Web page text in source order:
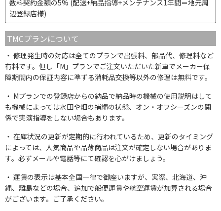
数料契約金額の5% (配送+納品指導+メンテナンス1年間＝地元周
辺登録店様)
TMCプランについて
修理発生時の対応は全てのプランで出張料、部品代、修理料など
有料です。但し「M」プランでご注文いただいた新車でメーカー保
障期間内の保証内容に準ずる消耗品交換等以外の修理は無料です。
Mプランでの登録店からの納品で納品時の機械の使用説明はして
も機械によっては水田や畑の捕縄の状態、オン・オフシーズンの関
係で実演指導をしない場合もあります。
在庫状況の更新が定期的に行われているため、更新のタイミング
によっては、人気商品や品薄商品は注文が確定しない場合がありま
す。必ずメールや電話等にて確認を心がけましょう。
運賃の表示は基本全国一律で御座いますが、実際、北海道、沖
縄、離島などの場合、追加で船便運賃や航空運賃が加算される場合
がございます。ご了承ください。